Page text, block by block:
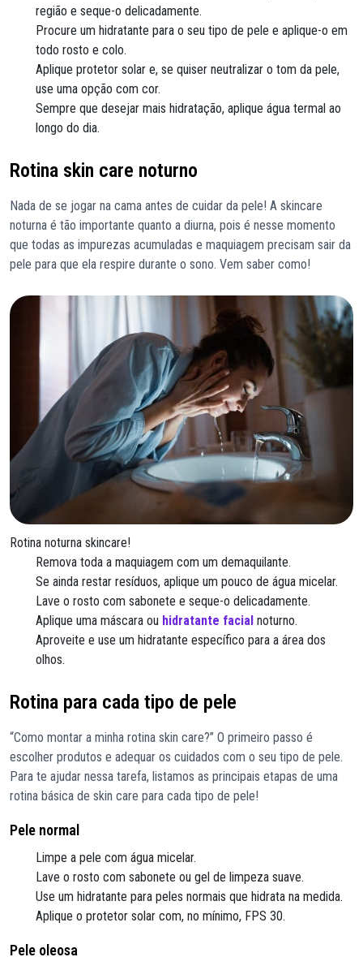
região e seque-o delicadamente.
Procure um hidratante para o seu tipo de pele e aplique-o em
todo rosto e colo.
Aplique protetor solar e, se quiser neutralizar o tom da pele,
use uma opção com cor.
Sempre que desejar mais hidratação, aplique água termal ao
longo do dia.
Rotina skin care noturno
Nada de se jogar na cama antes de cuidar da pele! A skincare
noturna é tão importante quanto a diurna, pois é nesse momento
que todas as impurezas acumuladas e maquiagem precisam sair da
pele para que ela respire durante o sono. Vem saber como!
Rotina noturna skincare!
Remova toda a maquiagem com um demaquilante.
Se ainda restar resíduos, aplique um pouco de água micelar.
Lave o rosto com sabonete e seque-o delicadamente.
Aplique uma máscara ou hidratante facial noturno.
Aproveite e use um hidratante específico para a área dos
olhos.
Rotina para cada tipo de pele
“Como montar a minha rotina skin care?” O primeiro passo é
escolher produtos e adequar os cuidados com o seu tipo de pele.
Para te ajudar nessa tarefa, listamos as principais etapas de uma
rotina básica de skin care para cada tipo de pele!
Pele normal
Limpe a pele com água micelar.
Lave o rosto com sabonete ou gel de limpeza suave.
Use um hidratante para peles normais que hidrata na medida.
Aplique o protetor solar com, no mínimo, FPS 30.
Pele oleosa